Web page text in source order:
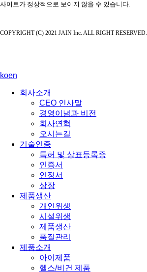
사이트가 정상적으로 보이지 않을 수 있습니다.
COPYRIGHT (C) 2021 JAIN Inc. ALL RIGHT RESERVED.
koen
회사소개
CEO 인사말
경영이념과 비전
회사연혁
오시는길
기술인증
특허 및 상표등록증
인증서
인정서
상장
제품생산
개인위생
시설위생
제품생산
품질관리
제품소개
아이제품
헬스/비건 제품